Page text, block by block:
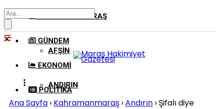
KAHRAMANMARAŞ
AFŞIN
ANDIRIN
GÜNDEM
EKONOMI
POLITIKA
Ana Sayfa › Kahramanmaraş ›Andırın › Şifalı diye